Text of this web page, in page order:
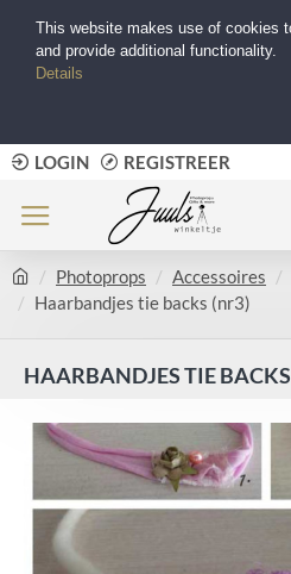
LOGIN REGISTREER
Photoprops Accessoires
Haarbandjes tie backs (nr3)
HAARBANDJES TIE
This website makes use of cookies
and provide additional functionality.
Details